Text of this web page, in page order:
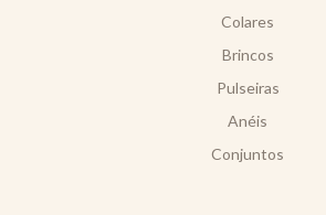
Colares
Brincos
Pulseiras
Anéis
Conjuntos